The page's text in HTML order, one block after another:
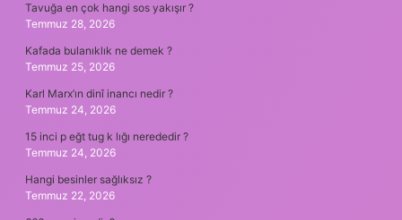
Tavuğa en çok hangi sos yakışır ?
Temmuz 28, 2026
Kafada bulanıklık ne demek ?
Temmuz 25, 2026
Karl Marx’ın dinî inancı nedir ?
Temmuz 24, 2026
15 inci p eğt tug k lığı nerededir ?
Temmuz 24, 2026
Hangi besinler sağlıksız ?
Temmuz 22, 2026